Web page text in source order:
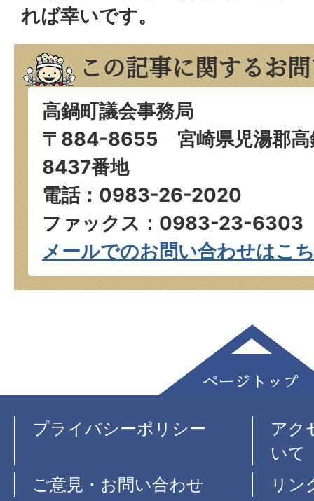
れば幸いです。
この記事に関するお
高鍋町議会事務局
〒884-8655 宮崎県児湯郡高
8437番地
電話：0983-26-2020
ファックス：0983-23-6303
メールでのお問い合わせはこ
プライバシーポリシー
アク
いて
ご意見・お問い合わせ
リン